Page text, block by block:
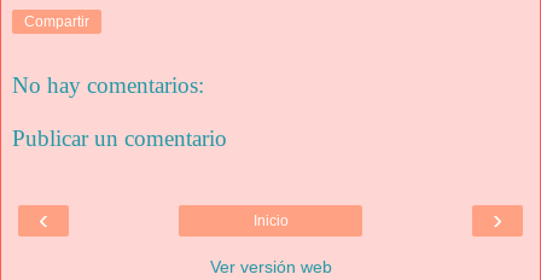
Compartir
No hay comentarios:
Publicar un comentario
‹ ›
Inicio
Ver versión web